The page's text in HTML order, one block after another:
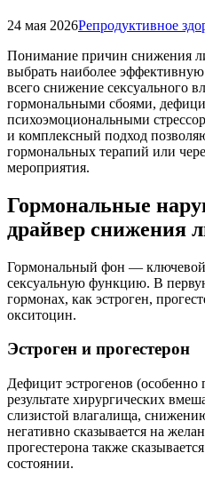
24 мая 2026Репродуктивное
Понимание причин снижения
выбрать наиболее
всего снижение сексуального
гормональными сбоями,
психоэмоциональными
и комплексный подход
гормональных терапий или
мероприятия.
Гормональные
драйвер снижения
Гормональный фон —
сексуальную функцию. В
гормонах, как эстроген,
окситоцин.
Эстроген и прогестерон
Дефицит эстрогенов (особенно
результате хирургических
слизистой влагалища,
негативно сказывается на
прогестерона также
состоянии.